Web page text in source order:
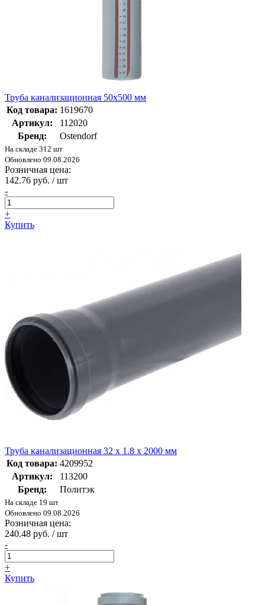
Труба канализационная 50х500 мм
Код товара: 1619670
Артикул:
112020
Бренд:
Ostendorf
На складе 312 шт
Обновлено 09.08.2026
Розничная цена:
142.76 руб. / шт
-
+
Купить
Труба канализационная 32 х 1.8 х 2000 мм
Код товара: 4209952
Артикул:
113200
Бренд:
Политэк
На складе 19 шт
Обновлено 09.08.2026
Розничная цена:
240.48 руб. / шт
-
+
Купить